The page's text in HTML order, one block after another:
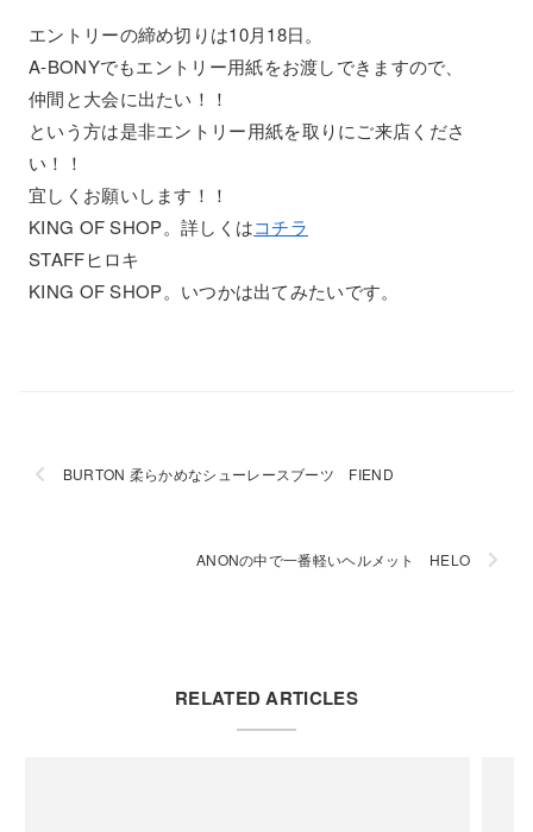
エントリーの締め切りは10月18日。
A-BONYでもエントリー用紙をお渡しできますので、
仲間と大会に出たい！！
という方は是非エントリー用紙を取りにご来店くださ
い！！
宜しくお願いします！！
KING OF SHOP。詳しくはコチラ
STAFFヒロキ
KING OF SHOP。いつかは出てみたいです。
BURTON 柔らかめなシューレースブーツ FIEND
ANONの中で一番軽いヘルメット HELO
RELATED ARTICLES